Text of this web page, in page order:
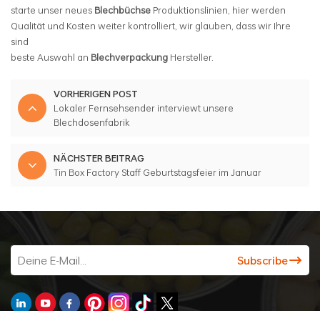
starte unser neues Blechbüchse Produktionslinien, hier werden
Qualität und Kosten weiter kontrolliert, wir glauben, dass wir Ihre
sind
beste Auswahl an Blechverpackung Hersteller.
VORHERIGEN POST
Lokaler Fernsehsender interviewt unsere
Blechdosenfabrik
NÄCHSTER BEITRAG
Tin Box Factory Staff Geburtstagsfeier im Januar